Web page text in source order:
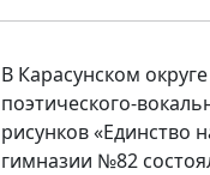
В Карасунском
поэтического-
рисунков «Единство
гимназии №82